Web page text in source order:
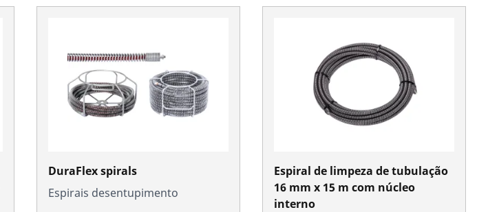
DuraFlex spirals
Espirais desentupimento
Espiral de limpeza de tubulação
16 mm x 15 m com núcleo
interno